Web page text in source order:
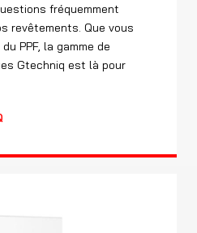
fréquemment
revêtements. Que vous
PPF, la gamme de
Gtechniq est là pour